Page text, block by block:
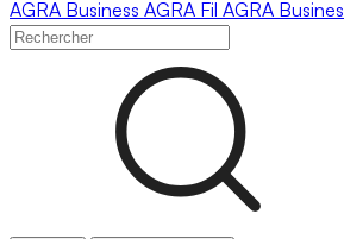
AGRA Business AGRA Fil AGRA